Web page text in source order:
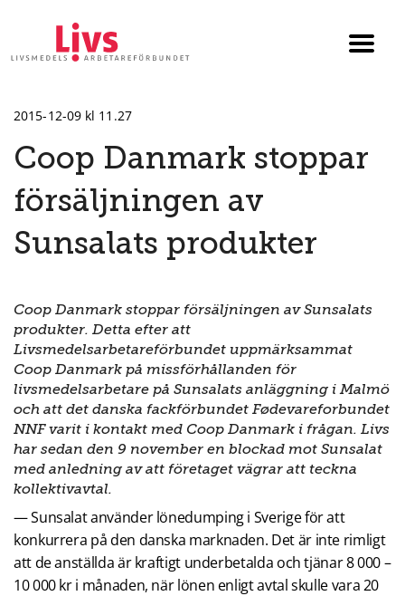
2015-12-09 kl 11.27
Coop Danmark stoppar
försäljningen av
Sunsalats produkter
Coop Danmark stoppar försäljningen av Sunsalats
produkter. Detta efter att
Livsmedelsarbetareförbundet uppmärksammat
Coop Danmark på missförhållanden för
livsmedelsarbetare på Sunsalats anläggning i Malmö
och att det danska fackförbundet Fødevareforbundet
NNF varit i kontakt med Coop Danmark i frågan. Livs
har sedan den 9 november en blockad mot Sunsalat
med anledning av att företaget vägrar att teckna
kollektivavtal.
— Sunsalat använder lönedumping i Sverige för att
konkurrera på den danska marknaden. Det är inte rimligt
att de anställda är kraftigt underbetalda och tjänar 8 000 –
10 000 kr i månaden, när lönen enligt avtal skulle vara 20